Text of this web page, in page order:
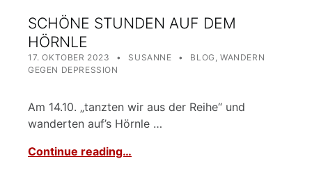
SCHÖNE STUNDEN AUF DEM
HÖRNLE
POSTED ON:
17. OKTOBER 2023 SUSANNE CATEGORIZED IN:
BLOG ,WANDERN
GEGEN DEPRESSION
Am 14.10. „tanzten wir aus der Reihe“ und
wanderten auf’s Hörnle …
Continue reading…